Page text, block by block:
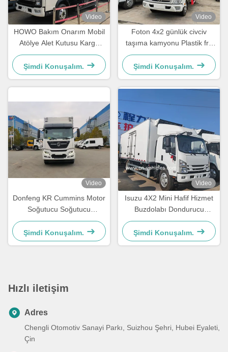
Video
HOWO Bakım Onarım Mobil
Atölye Alet Kutusu Kargo
Kutusu Kamyonet
Şimdi Konuşalım.
Video
Foton 4x2 günlük civciv
taşıma kamyonu Plastik frp
günlük civciv kamyonu
Şimdi Konuşalım.
Video
Donfeng KR Cummins Motor
Soğutucu Soğutucu
Dondurucu Kamyon
Şimdi Konuşalım.
Video
Isuzu 4X2 Mini Hafif Hizmet
Buzdolabı Dondurucu
Kamyon
Şimdi Konuşalım.
Hızlı iletişim
Adres
Chengli Otomotiv Sanayi Parkı, Suizhou Şehri, Hubei Eyaleti,
Çin